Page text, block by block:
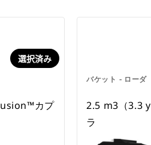
選択済み
カプ
バケット - ローダ
2.5 m3（3.3
ラ